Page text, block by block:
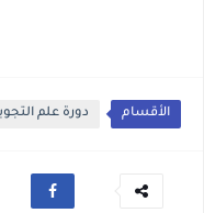
الأقسام دورة علم